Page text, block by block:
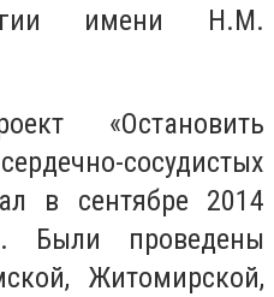
имени Н.М.
«Остановить
сосудистых
в сентябре 2014
Были проведены
Житомирской,